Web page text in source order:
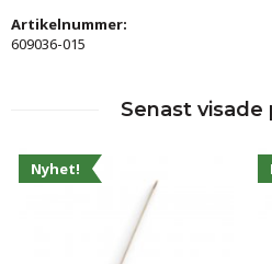
Artikelnummer:
609036-015
Senast
Nyhet!